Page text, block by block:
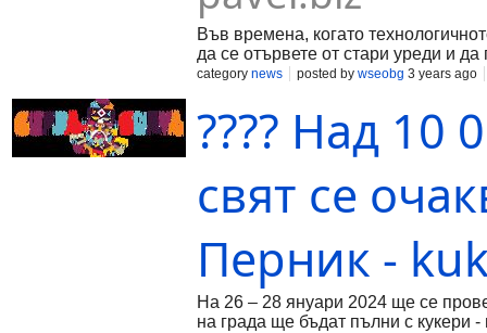
Във времена, когато
да се отървете от стари уреди и
няколко причини да се запитате
category news posted by wseobg 3 years ago
???? Над 10
свят се
Перник -
На 26 – 28 януари 2024 ще се
на града ще бъдат пълни с кукери